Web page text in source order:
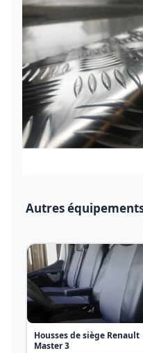
Autres
Housses de siège Renault
Master 3